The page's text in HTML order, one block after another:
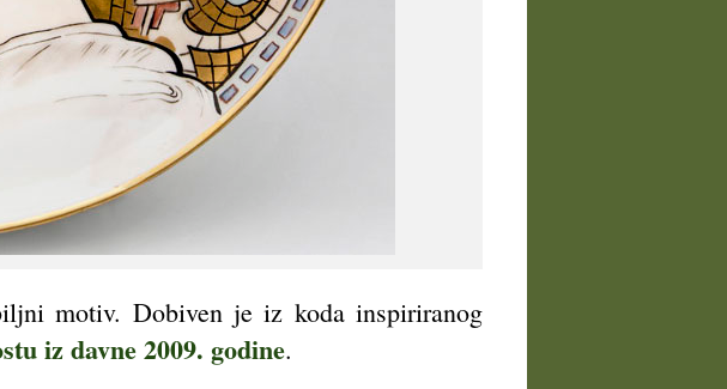
motiv. Dobiven je iz koda inspiriranog
iz davne 2009. godine.